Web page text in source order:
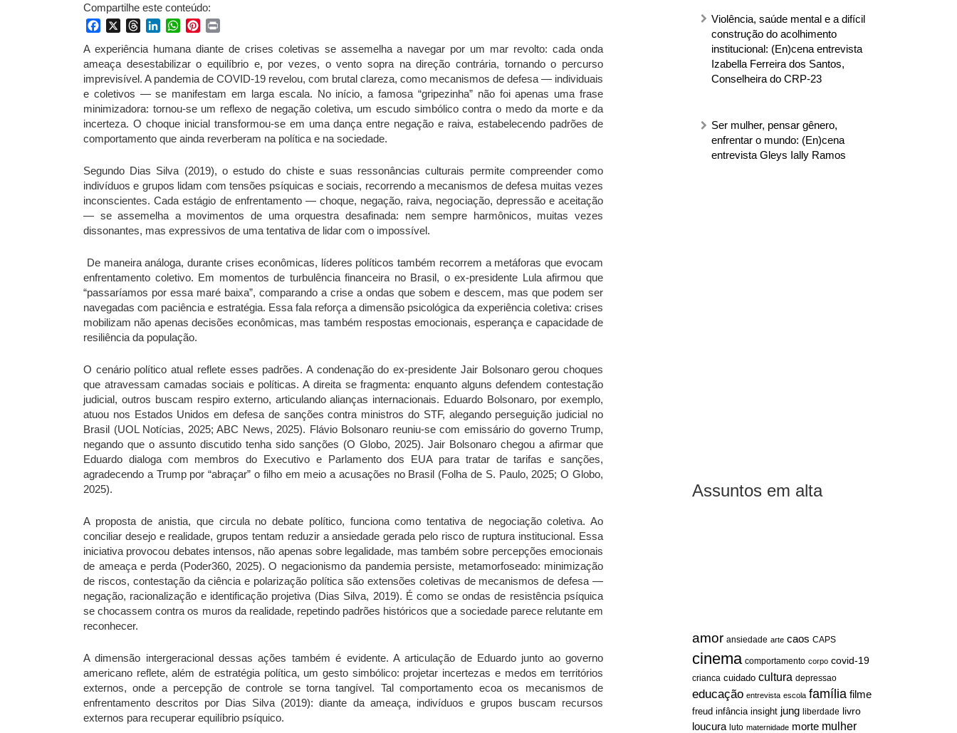
Violência, saúde mental e a difícil
construção do acolhimento
institucional: (En)cena entrevista
Izabella Ferreira dos Santos,
Conselheira do CRP-23
Ser mulher, pensar gênero,
enfrentar o mundo: (En)cena
entrevista Gleys Ially Ramos
Assuntos em alta
amor ansiedade arte caos CAPS
cinema comportamento corpo covid-19
crianca cuidado cultura depressao
educação entrevista escola família filme
freud infância insight jung liberdade livro
loucura luto maternidade morte mulher
Compartilhe este conteúdo:
FacebookThreadsLinkedInWhatsApp
Pinterest
A experiência humana diante de crises coletivas se assemelha a navegar por um mar revolto: cada onda
ameaça desestabilizar o equilíbrio e, por vezes, o vento sopra na direção contrária, tornando o percurso
imprevisível. A pandemia de COVID-19 revelou, com brutal clareza, como mecanismos de defesa — individuais
e coletivos — se manifestam em larga escala. No início, a famosa “gripezinha” não foi apenas uma frase
minimizadora: tornou-se um reflexo de negação coletiva, um escudo simbólico contra o medo da morte e da
incerteza. O choque inicial transformou-se em uma dança entre negação e raiva, estabelecendo padrões de
comportamento que ainda reverberam na política e na sociedade.
Segundo Dias Silva (2019), o estudo do chiste e suas ressonâncias culturais permite compreender como
indivíduos e grupos lidam com tensões psíquicas e sociais, recorrendo a mecanismos de defesa muitas vezes
inconscientes. Cada estágio de enfrentamento — choque, negação, raiva, negociação, depressão e aceitação
— se assemelha a movimentos de uma orquestra desafinada: nem sempre harmônicos, muitas vezes
dissonantes, mas expressivos de uma tentativa de lidar com o impossível.
De maneira análoga, durante crises econômicas, líderes políticos também recorrem a metáforas que evocam
enfrentamento coletivo. Em momentos de turbulência financeira no Brasil, o ex-presidente Lula afirmou que
“passaríamos por essa maré baixa”, comparando a crise a ondas que sobem e descem, mas que podem ser
navegadas com paciência e estratégia. Essa fala reforça a dimensão psicológica da experiência coletiva: crises
mobilizam não apenas decisões econômicas, mas também respostas emocionais, esperança e capacidade de
resiliência da população.
O cenário político atual reflete esses padrões. A condenação do ex-presidente Jair Bolsonaro gerou choques
que atravessam camadas sociais e políticas. A direita se fragmenta: enquanto alguns defendem contestação
judicial, outros buscam respiro externo, articulando alianças internacionais. Eduardo Bolsonaro, por exemplo,
atuou nos Estados Unidos em defesa de sanções contra ministros do STF, alegando perseguição judicial no
Brasil (UOL Notícias, 2025; ABC News, 2025). Flávio Bolsonaro reuniu-se com emissário do governo Trump,
negando que o assunto discutido tenha sido sanções (O Globo, 2025). Jair Bolsonaro chegou a afirmar que
Eduardo dialoga com membros do Executivo e Parlamento dos EUA para tratar de tarifas e sanções,
agradecendo a Trump por “abraçar” o filho em meio a acusações no Brasil (Folha de S. Paulo, 2025; O Globo,
2025).
A proposta de anistia, que circula no debate político, funciona como tentativa de negociação coletiva. Ao
conciliar desejo e realidade, grupos tentam reduzir a ansiedade gerada pelo risco de ruptura institucional. Essa
iniciativa provocou debates intensos, não apenas sobre legalidade, mas também sobre percepções emocionais
de ameaça e perda (Poder360, 2025). O negacionismo da pandemia persiste, metamorfoseado: minimização
de riscos, contestação da ciência e polarização política são extensões coletivas de mecanismos de defesa —
negação, racionalização e identificação projetiva (Dias Silva, 2019). É como se ondas de resistência psíquica
se chocassem contra os muros da realidade, repetindo padrões históricos que a sociedade parece relutante em
reconhecer.
A dimensão intergeracional dessas ações também é evidente. A articulação de Eduardo junto ao governo
americano reflete, além de estratégia política, um gesto simbólico: projetar incertezas e medos em territórios
externos, onde a percepção de controle se torna tangível. Tal comportamento ecoa os mecanismos de
enfrentamento descritos por Dias Silva (2019): diante da ameaça, indivíduos e grupos buscam recursos
externos para recuperar equilíbrio psíquico.